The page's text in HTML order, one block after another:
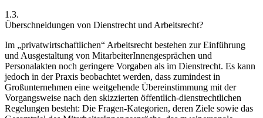
1.3.
Überschneidungen von Dienstrecht und Arbeitsrecht?
Im „privatwirtschaftlichen“ Arbeitsrecht bestehen zur Einführung
und Ausgestaltung von MitarbeiterInnengesprächen und
Personalakten noch geringere Vorgaben als im Dienstrecht. Es kann
jedoch in der Praxis beobachtet werden, dass zumindest in
Großunternehmen eine weitgehende Übereinstimmung mit der
Vorgangsweise nach den skizzierten öffentlich-dienstrechtlichen
Regelungen besteht: Die Fragen-Kategorien, deren Ziele sowie das